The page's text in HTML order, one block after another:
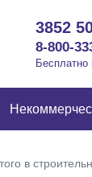
3852
8-800-
Бесплатно
в